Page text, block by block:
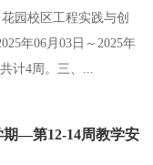
园校区工程实践与创
年06月03日～2025年
计4周。三、...
期—第12-14周教学安